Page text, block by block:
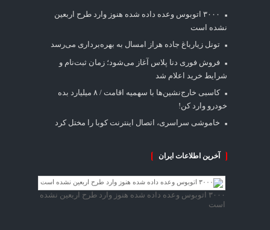
۳۰۰۰ اتوبوس وعده داده شده هنوز وارد طرح اربعین
نشده است
تونل زیارباغ جاده هراز امسال به بهره‌برداری می‌رسد
فروش فوری دنا پلاس آغاز می‌شود؛ زمان ثبت‌نام و
شرایط خرید اعلام شد
کاسبی خارج‌نشین‌ها با سهمیه اقامت / ۸ میلیارد بده
خودرو وارد کن!
خاموشی سراسری، اتصال اینترنت کوبا را مختل کرد
آخرین اطلاعات ایران
۳۰۰۰ اتوبوس وعده داده شده هنوز وارد طرح اربعین نشده
است